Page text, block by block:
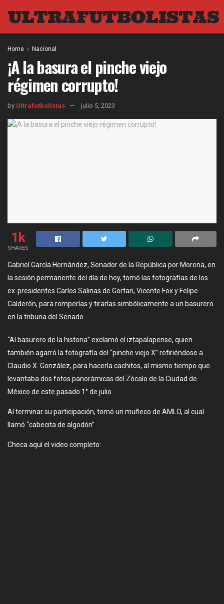
ULTRAFUTBOLISTAS
Home Nacional
¡A la basura el pinche viejo
régimen corrupto!
by Ultrafutbolistas julio 5, 2023
1k
SHARES
Gabriel García Hernández, Senador de la República por Morena, en
la sesión permanente del día de hoy, tomó las fotografías de los
ex-presidentes Carlos Salinas de Gortari, Vicente Fox y Felipe
Calderón, para romperlas y tirarlas simbólicamente a un basurero
en la tribuna del Senado.
“Al basurero de la historia” exclamó el iztapalapense, quien
también agarró la fotografía del “pinche viejo X” refiriéndose a
Claudio X. González, para hacerla cachitos, al mismo tiempo que
levantaba dos fotos panorámicas del Zócalo de la Ciudad de
México de este pasado 1° de julio.
Al terminar su participación, tomó un muñeco de AMLO, al cual
llamó “cabecita de algodón”
Checa aquí el video completo: